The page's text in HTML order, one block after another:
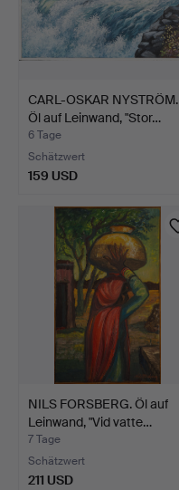
CARL-OSKAR NYSTRÖM.
Öl auf Leinwand, "Stor…
6 Tage
Schätzwert
159 USD
NILS FORSBERG. Öl auf
Leinwand, "Vid vatte…
7 Tage
Schätzwert
211 USD